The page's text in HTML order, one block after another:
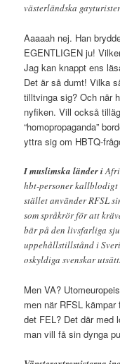
västerländska
Aaaaah nej. Han
EGENTLIGEN ju!
Jag kan knappt ens
Det är så dumt! Vilka
tilltvinga sig? Och när
nyfiken. Vill också
“homopropaganda”
yttra sig om HBTQ-
I muslimska länder i
hbt-personer kallblodigt
stället använder RFSL
som språkrör för att
bär på den livsfarliga
uppehållstillstånd i
oskyldiga svenskar
Men VA?
men när RFSL
det FEL? Det där med
man vill få sin dynga